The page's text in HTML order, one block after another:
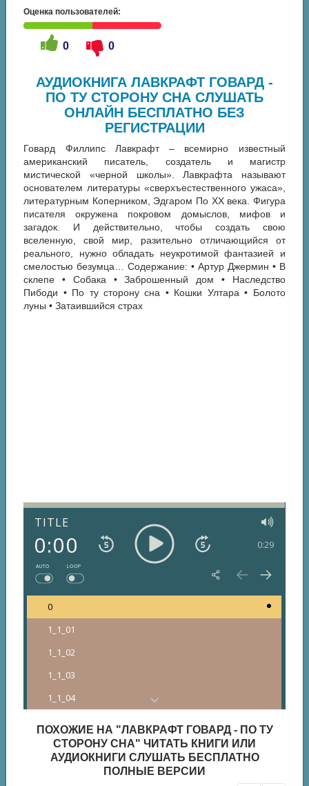
Оценка пользователей:
0 0
АУДИОКНИГА ЛАВКРАФТ ГОВАРД -
ПО ТУ СТОРОНУ СНА СЛУШАТЬ
ОНЛАЙН БЕСПЛАТНО БЕЗ
РЕГИСТРАЦИИ
Говард Филлипс Лавкрафт – всемирно известный
американский писатель, создатель и магистр
мистической «черной школы». Лавкрафта называют
основателем литературы «сверхъестественного ужаса»,
литературным Коперником, Эдгаром По ХХ века. Фигура
писателя окружена покровом домыслов, мифов и
загадок. И действительно, чтобы создать свою
вселенную, свой мир, разительно отличающийся от
реального, нужно обладать неукротимой фантазией и
смелостью безумца… Содержание: • Артур Джермин • В
склепе • Собака • Заброшенный дом • Наследство
Пибоди • По ту сторону сна • Кошки Ултара • Болото
луны • Затаившийся страх
TITLE
0:00 0:29
AUTO LOOP
0
1_1_01
1_1_02
1_1_03
1_1_04
1_2_02
1_2_03
ПОХОЖИЕ НА "ЛАВКРАФТ ГОВАРД - ПО ТУ
СТОРОНУ СНА" ЧИТАТЬ КНИГИ ИЛИ
АУДИОКНИГИ СЛУШАТЬ БЕСПЛАТНО
ПОЛНЫЕ ВЕРСИИ